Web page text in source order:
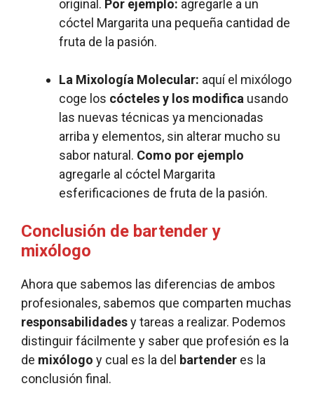
original. Por ejemplo: agregarle a un
cóctel Margarita una pequeña cantidad de
fruta de la pasión.
La Mixología Molecular: aquí el mixólogo
coge los cócteles y los modifica usando
las nuevas técnicas ya mencionadas
arriba y elementos, sin alterar mucho su
sabor natural. Como por ejemplo
agregarle al cóctel Margarita
esferificaciones de fruta de la pasión.
Conclusión de bartender y
mixólogo
Ahora que sabemos las diferencias de ambos
profesionales, sabemos que comparten muchas
responsabilidadesy tareas a realizar. Podemos
distinguir fácilmente y saber que profesión es la
de mixólogo y cual es la del bartender es la
conclusión final.